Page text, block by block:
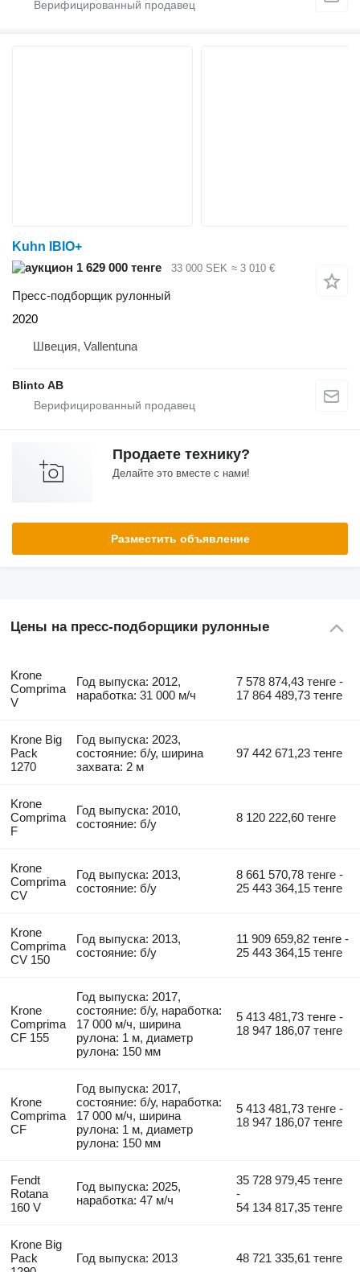
Kuhn IBIO+
1 629 000 тенге
33 000 SEK ≈ 3 010 €
Пресс-подборщик рулонный
2020
Швеция, Vallentuna
Blinto AB
Продаете технику?
Делайте это вместе с нами!
Разместить объявление
Цены на пресс-подборщики рулонные
Krone
Comprima
V
Год выпуска: 2012,
наработка: 31 000 м/ч
7 578 874,43 тенге -
17 864 489,73 тенге
Krone Big
Pack
1270
Год выпуска: 2023,
состояние: б/у, ширина
захвата: 2 м
97 442 671,23 тенге
Krone
Comprima
F
Год выпуска: 2010,
состояние: б/у
8 120 222,60 тенге
Krone
Comprima
CV
Год выпуска: 2013,
состояние: б/у
8 661 570,78 тенге -
25 443 364,15 тенге
Krone
Comprima
CV 150
Год выпуска: 2013,
состояние: б/у
11 909 659,82 тенге -
25 443 364,15 тенге
Krone
Comprima
CF 155
Год выпуска: 2017,
состояние: б/у, наработка:
17 000 м/ч, ширина
рулона: 1 м, диаметр
рулона: 150 мм
5 413 481,73 тенге -
18 947 186,07 тенге
Krone
Comprima
CF
Год выпуска: 2017,
состояние: б/у, наработка:
17 000 м/ч, ширина
рулона: 1 м, диаметр
рулона: 150 мм
5 413 481,73 тенге -
18 947 186,07 тенге
Fendt
Rotana
160 V
Год выпуска: 2025,
наработка: 47 м/ч
35 728 979,45 тенге
-
54 134 817,35 тенге
Krone Big
Pack
Год выпуска: 2013 48 721 335,61 тенге